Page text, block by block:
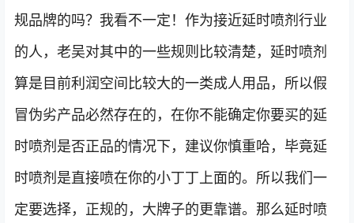
规品牌的吗？我看不一定！作为接近延时喷剂行业
的人，老吴对其中的一些规则比较清楚，延时喷剂
算是目前利润空间比较大的一类成人用品，所以假
冒伪劣产品必然存在的，在你不能确定你要买的延
时喷剂是否正品的情况下，建议你慎重哈，毕竟延
时喷剂是直接喷在你的小丁丁上面的。所以我们一
定要选择，正规的，大牌子的更靠谱。那么延时喷